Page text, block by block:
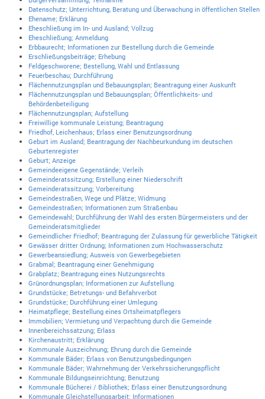
Datenschutz; Unterrichtung, Beratung und Überwachung in öffentlichen Stellen
Ehename; Erklärung
Eheschließung im In- und Ausland; Vollzug
Eheschließung; Anmeldung
Erbbaurecht; Informationen zur Bestellung durch die Gemeinde
Erschließungsbeiträge; Erhebung
Feldgeschworene; Bestellung, Wahl und Entlassung
Feuerbeschau; Durchführung
Flächennutzungsplan und Bebauungsplan; Beantragung einer Auskunft
Flächennutzungsplan und Bebauungsplan; Öffentlichkeits- und
Behördenbeteiligung
Flächennutzungsplan; Aufstellung
Freiwillige kommunale Leistung; Beantragung
Friedhof, Leichenhaus; Erlass einer Benutzungsordnung
Geburt im Ausland; Beantragung der Nachbeurkundung im deutschen
Geburtenregister
Geburt; Anzeige
Gemeindeeigene Gegenstände; Verleih
Gemeinderatssitzung; Erstellung einer Niederschrift
Gemeinderatssitzung; Vorbereitung
Gemeindestraßen, Wege und Plätze; Widmung
Gemeindestraßen; Informationen zum Straßenbau
Gemeindewahl; Durchführung der Wahl des ersten Bürgermeisters und der
Gemeinderatsmitglieder
Gemeindlicher Friedhof; Beantragung der Zulassung für gewerbliche Tätigkeit
Gewässer dritter Ordnung; Informationen zum Hochwasserschutz
Gewerbeansiedlung; Ausweis von Gewerbegebieten
Grabmal; Beantragung einer Genehmigung
Grabplatz; Beantragung eines Nutzungsrechts
Grünordnungsplan; Informationen zur Aufstellung
Grundstücke; Betretungs- und Befahrverbot
Grundstücke; Durchführung einer Umlegung
Heimatpflege; Bestellung eines Ortsheimatpflegers
Immobilien; Vermietung und Verpachtung durch die Gemeinde
Innenbereichssatzung; Erlass
Kirchenaustritt; Erklärung
Kommunale Auszeichnung; Ehrung durch die Gemeinde
Kommunale Bäder; Erlass von Benutzungsbedingungen
Kommunale Bäder; Wahrnehmung der Verkehrssicherungspflicht
Kommunale Bildungseinrichtung; Benutzung
Kommunale Bücherei / Bibliothek; Erlass einer Benutzungsordnung
Kommunale Gleichstellungsarbeit; Informationen